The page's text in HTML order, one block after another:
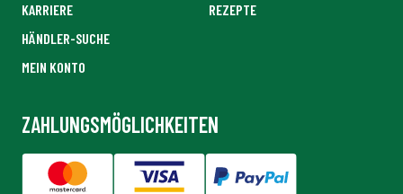
KARRIERE
HÄNDLER-SUCHE
MEIN KONTO
REZEPTE
ZAHLUNGSMÖGLICHKEITEN